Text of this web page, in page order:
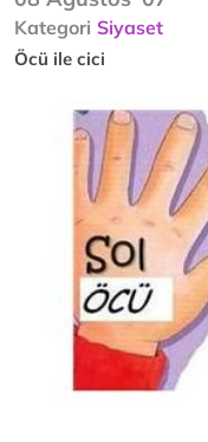
Kategori Siyaset
Öcü ile cici